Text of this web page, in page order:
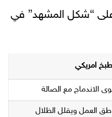
على “شكل المشهد” في
امريكي
الاندماج مع الصالة
العمل ويقلل الظلال